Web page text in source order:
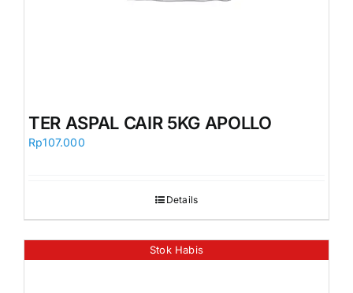
TER ASPAL CAIR 5KG APOLLO
Rp107.000
Details
Stok Habis